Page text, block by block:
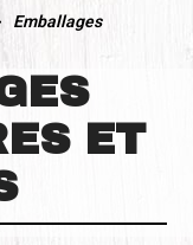
Emballages
ET